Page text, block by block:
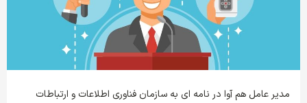
مدیر عامل هم آوا در نامه ای به سازمان فناوری اطلاعات و ارتباطات